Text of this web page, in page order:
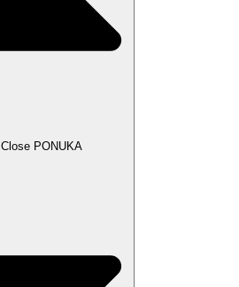
Close PONUKA